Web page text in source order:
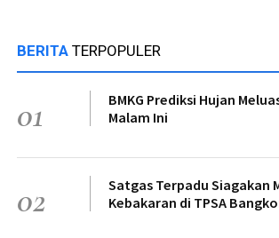
BERITA TERPOPULER
01
BMKG Prediksi Hujan
Malam Ini
02
Satgas Terpadu Siagakan
Kebakaran di TPSA